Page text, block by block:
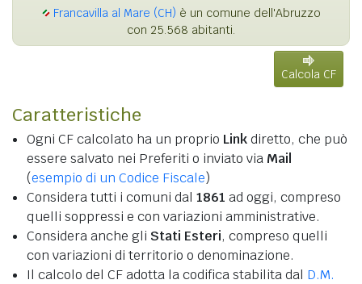
Francavilla al Mare (CH) è un comune dell'Abruzzo
con 25.568 abitanti.
Calcola CF
Caratteristiche
Ogni CF calcolato ha un proprio Linkdiretto, che può
essere salvato nei Preferiti o inviato via Mail
(esempio di un Codice Fiscale)
Considera tutti i comuni dal 1861 ad oggi, compreso
quelli soppressi e con variazioni amministrative.
Considera anche gli Stati Esteri, compreso quelli
con variazioni di territorio o denominazione.
Il calcolo del CF adotta la codifica stabilita dal D.M.